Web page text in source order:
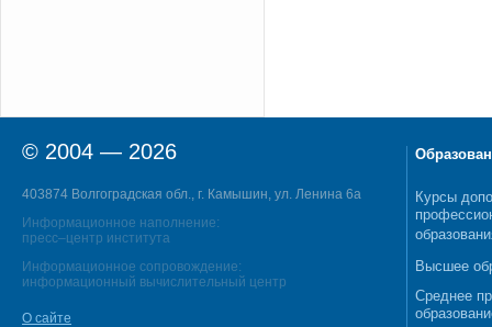
© 2004 — 2026
403874 Волгоградская обл., г. Камышин, ул. Ленина 6а
Информационное наполнение:
пресс–центр института
Информационное сопровождение:
информационный вычислительный центр
О сайте
Курсы
Высшее
Среднее